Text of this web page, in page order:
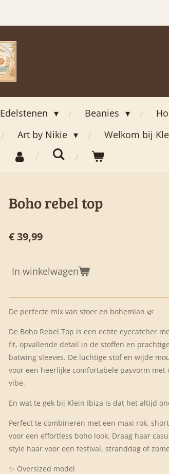
Edelstenen Beanies
Art by Nikie
Welkom bij
Boho rebel top
€ 39,99
In winkelwagen
De perfecte mix van stoer en bohemian 🌿
De Boho Rebel Top is een echte eyecatcher
fit, opvallende detail in de stoffen en
batwing sleeves. De luchtige stof en wijde
voor een heerlijke comfortabele pasvorm met
vibe.
En wat te gek bij Klein Ibiza is dat het altijd
Perfect te combineren met een maxi rok,
voor een effortless boho look. Draag haar
style haar voor een festival, stranddag of
✨ Oversized model